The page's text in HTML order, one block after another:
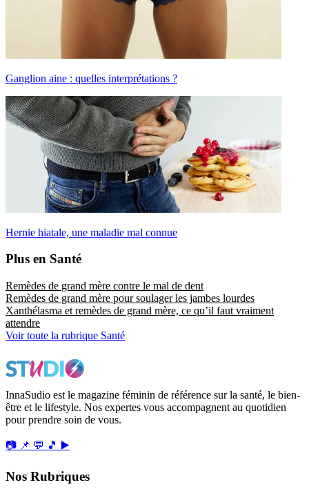
Ganglion aine : quelles interprétations ?
Hernie hiatale, une maladie mal connue
Plus en Santé
Remèdes de grand mère contre le mal de dent
Remèdes de grand mère pour soulager les jambes lourdes
Xanthélasma et remèdes de grand mère, ce qu’il faut vraiment
attendre
Voir toute la rubrique Santé
InnaSudio est le magazine féminin de référence sur la santé, le bien-
être et le lifestyle. Nos expertes vous accompagnent au quotidien
pour prendre soin de vous.
📷 📌 💬 🎵 ▶️
Nos Rubriques